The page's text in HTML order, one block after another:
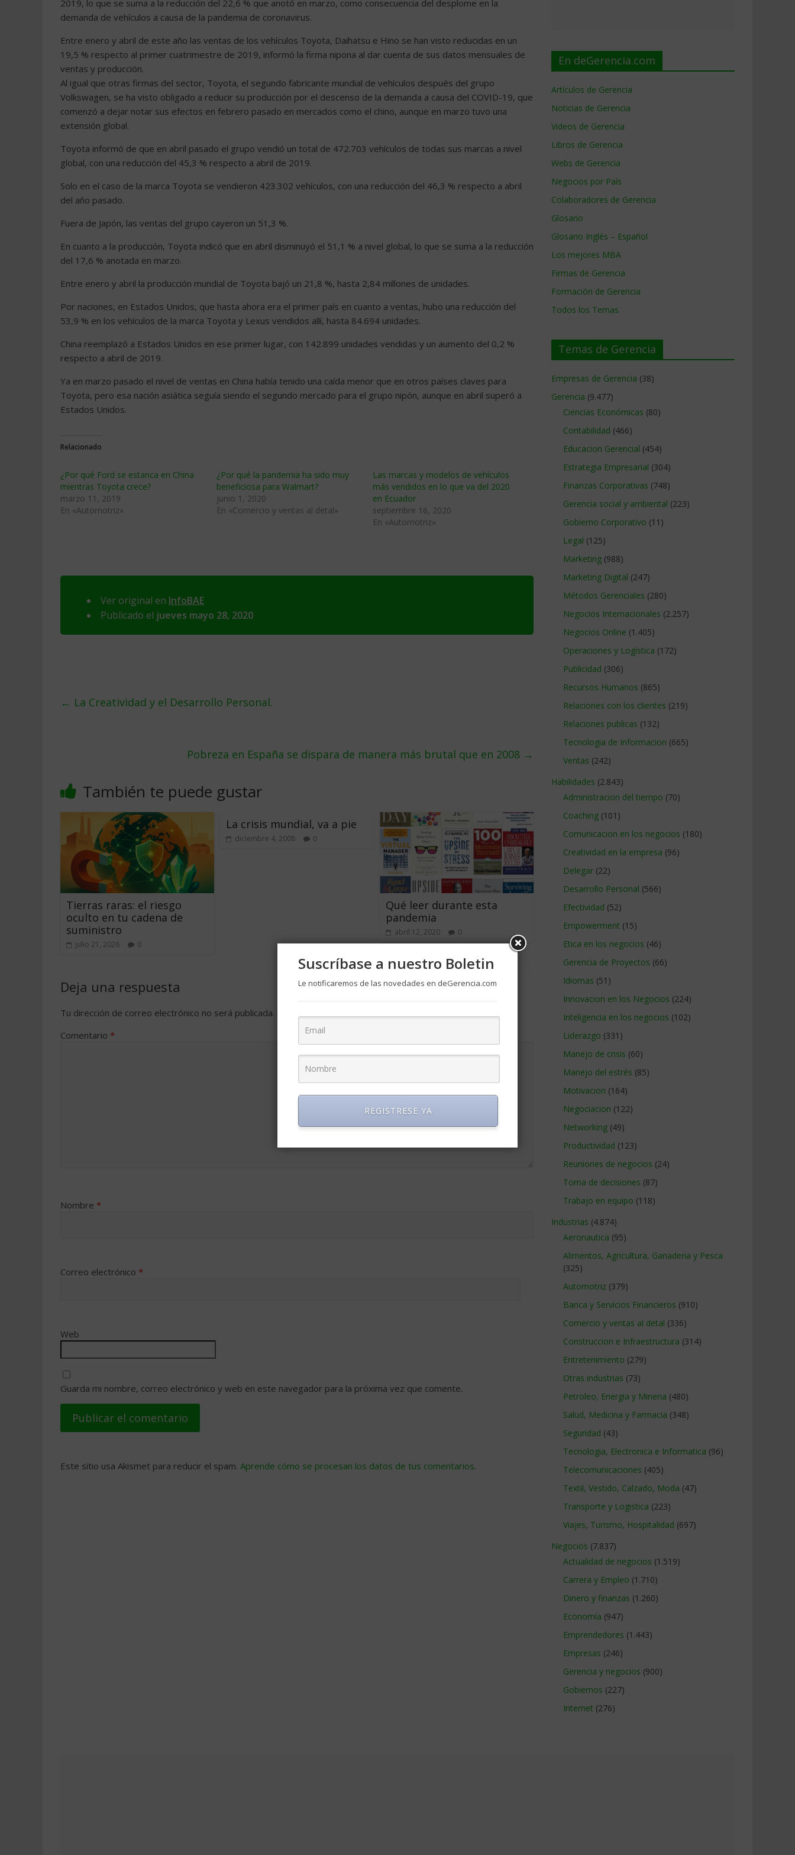
2019, lo que se suma a la reducción del 22,6 % que anotó en marzo, como consecuencia del desplome en la
demanda de vehículos a causa de la pandemia de coronavirus.
Entre enero y abril de este año las ventas de los vehículos Toyota, Daihatsu e Hino se han visto reducidas en un
19,5 % respecto al primer cuatrimestre de 2019, informó la firma nipona al dar cuenta de sus datos mensuales de
ventas y producción.
Al igual que otras firmas del sector, Toyota, el segundo fabricante mundial de vehículos después del grupo
Volkswagen, se ha visto obligado a reducir su producción por el descenso de la demanda a causa del COVID-19, que
comenzó a dejar notar sus efectos en febrero pasado en mercados como el chino, aunque en marzo tuvo una
extensión global.
Toyota informó de que en abril pasado el grupo vendió un total de 472.703 vehículos de todas sus marcas a nivel
global, con una reducción del 45,3 % respecto a abril de 2019.
Solo en el caso de la marca Toyota se vendieron 423.302 vehículos, con una reducción del 46,3 % respecto a abril
del año pasado.
Fuera de Japón, las ventas del grupo cayeron un 51,3 %.
En cuanto a la producción, Toyota indicó que en abril disminuyó el 51,1 % a nivel global, lo que se suma a la reducción
del 17,6 % anotada en marzo.
Entre enero y abril la producción mundial de Toyota bajó un 21,8 %, hasta 2,84 millones de unidades.
Por naciones, en Estados Unidos, que hasta ahora era el primer país en cuanto a ventas, hubo una reducción del
53,9 % en los vehículos de la marca Toyota y Lexus vendidos allí, hasta 84.694 unidades.
China reemplazó a Estados Unidos en ese primer lugar, con 142.899 unidades vendidas y un aumento del 0,2 %
respecto a abril de 2019.
Ya en marzo pasado el nivel de ventas en China había tenido una caída menor que en otros países claves para
Toyota, pero esa nación asiática seguía siendo el segundo mercado para el grupo nipón, aunque en abril superó a
Estados Unidos.
Relacionado
¿Por qué Ford se estanca en China
mientras Toyota crece?
marzo 11, 2019
En «Automotriz»
¿Por qué la pandemia ha sido muy
beneficiosa para Walmart?
junio 1, 2020
En «Comercio y ventas al detal»
Las marcas y modelos de vehículos
más vendidos en lo que va del 2020
en Ecuador
septiembre 16, 2020
En «Automotriz»
Ver original en InfoBAE
Publicado el jueves mayo 28, 2020
← La Creatividad y el Desarrollo Personal.
Pobreza en España se dispara de manera más brutal que en 2008 →
También te puede gustar
Tierras raras: el riesgo
oculto en tu cadena de
suministro
julio 21, 2026 0
La crisis mundial, va a pie
diciembre 4, 2008 0
Qué leer durante esta
pandemia
abril 12, 2020 0
Deja una respuesta
Tu dirección de correo electrónico no será publicada.
Comentario *
Nombre *
Correo electrónico *
Web
Guarda mi nombre, correo electrónico y web en este navegador para la próxima vez que comente.
Este sitio usa Akismet para reducir el spam. Aprende cómo se procesan los datos de tus comentarios.
En deGerencia.com
Artículos de Gerencia
Noticias de Gerencia
Videos de Gerencia
Libros de Gerencia
Webs de Gerencia
Negocios por País
Colaboradores de Gerencia
Glosario
Glosario Inglés – Español
Los mejores MBA
Firmas de Gerencia
Formación de Gerencia
Todos los Temas
Temas de Gerencia
Empresas de Gerencia (38)
Gerencia (9.477)
Ciencias Económicas (80)
Contabilidad (466)
Educacion Gerencial (454)
Estrategia Empresarial (304)
Finanzas Corporativas (748)
Gerencia social y ambiental (223)
Gobierno Corporativo (11)
Legal (125)
Marketing (988)
Marketing Digital (247)
Métodos Gerenciales (280)
Negocios Internacionales (2.257)
Negocios Online (1.405)
Operaciones y Logística (172)
Publicidad (306)
Recursos Humanos (865)
Relaciones con los clientes (219)
Relaciones publicas (132)
Tecnologia de Informacion (665)
Ventas (242)
Habilidades (2.843)
Administracion del tiempo (70)
Coaching (101)
Comunicacion en los negocios (180)
Creatividad en la empresa (96)
Delegar (22)
Desarrollo Personal (566)
Efectividad (52)
Empowerment (15)
Etica en los negocios (46)
Gerencia de Proyectos (66)
Idiomas (51)
Innovacion en los Negocios (224)
Inteligencia en los negocios (102)
Liderazgo (331)
Manejo de crisis (60)
Manejo del estrés (85)
Motivacion (164)
Negociacion (122)
Networking (49)
Productividad (123)
Reuniones de negocios (24)
Toma de decisiones (87)
Trabajo en equipo (118)
Industrias (4.874)
Aeronautica (95)
Alimentos, Agricultura, Ganaderia y Pesca
(325)
Automotriz (379)
Banca y Servicios Financieros (910)
Comercio y ventas al detal (336)
Construccion e Infraestructura (314)
Entretenimiento (279)
Otras industrias (73)
Petroleo, Energia y Mineria (480)
Salud, Medicina y Farmacia (348)
Seguridad (43)
Tecnologia, Electronica e Informatica (96)
Telecomunicaciones (405)
Textil, Vestido, Calzado, Moda (47)
Transporte y Logistica (223)
Viajes, Turismo, Hospitalidad (697)
Negocios (7.837)
Actualidad de negocios (1.519)
Carrera y Empleo (1.710)
Dinero y finanzas (1.260)
Economía (947)
Emprendedores (1.443)
Empresas (246)
Gerencia y negocios (900)
Gobiernos (227)
Internet (276)
Suscríbase a nuestro Boletin
Le notificaremos de las novedades en deGerencia.com
REGISTRESE YA